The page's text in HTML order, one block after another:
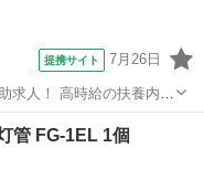
提携サイト 7月26日
求人！ 高時給の扶養内派
管 FG-1EL 1個